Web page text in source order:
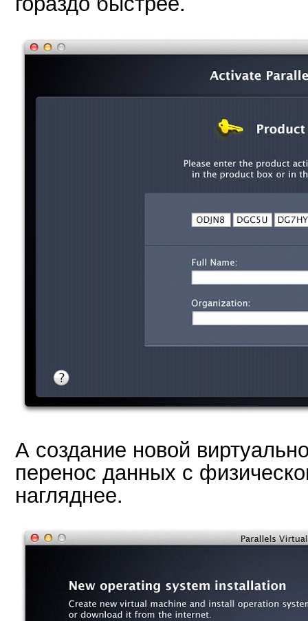
А создание новой
перенос данных с
нагляднее.